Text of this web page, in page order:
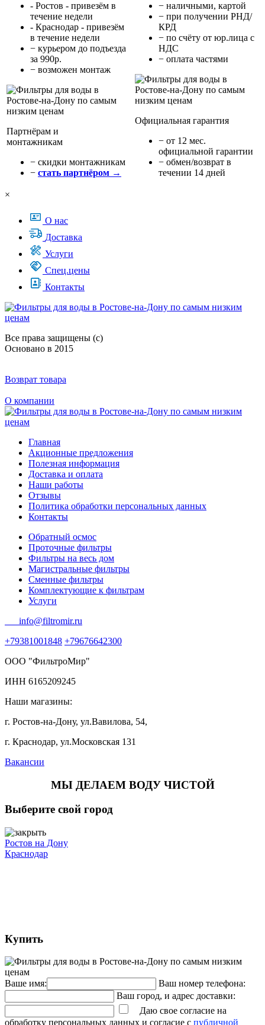
- Ростов - привезём в
течение недели
- Краснодар - привезём
в течение недели
− курьером до подъезда
за 990р.
− возможен монтаж
Партнёрам и
монтажникам
− cкидки монтажникам
− стать партнёром →
− наличными, картой
− при получении РНД/
КРД
− по счёту от юр.лица с
НДС
− оплата частями
Официальная гарантия
− от 12 мес.
официальной гарантии
− обмен/возврат в
течении 14 дней
×
О нас
Доставка
Услуги
Спец.цены
Контакты
Все права защищены (с)
Основано в 2015
Возврат товара
О компании
Главная
Акционные предложения
Полезная информация
Доставка и оплата
Наши работы
Отзывы
Политика обработки персональных данных
Контакты
Обратный осмос
Проточные фильтры
Фильтры на весь дом
Магистральные фильтры
Сменные фильтры
Комплектующие к фильтрам
Услуги
info@filtromir.ru
+79381001848 +79676642300
ООО "ФильтроМир"
ИНН 6165209245
Наши магазины:
г. Ростов-на-Дону, ул.Вавилова, 54,
г. Краснодар, ул.Московская 131
Вакансии
МЫ ДЕЛАЕМ ВОДУ ЧИСТОЙ
Выберите свой город
Ростов на Дону
Краснодар
Купить
Ваше имя:
Ваш номер телефона:
Ваш город, и адрес доставки:
Даю свое согласие на
обработку персональных данных и согласие с публичной